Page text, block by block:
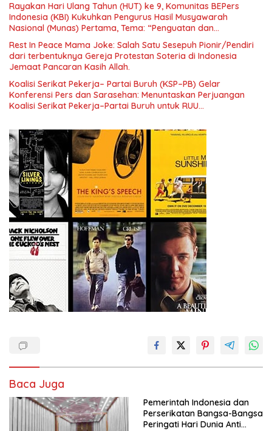
Rayakan Hari Ulang Tahun (HUT) ke 9, Komunitas BEPers
Indonesia (KBI) Kukuhkan Pengurus Hasil Musyawarah
Nasional (Munas) Pertama, Tema: “Penguatan dan
Pengembangan Organisasi KBI yang Berbasis Riset di seluruh
Indonesia dan Mancanegara”.
Rest In Peace Mama Joke: Salah Satu Sesepuh Pionir/Pendiri
dari terbentuknya Gereja Protestan Soteria di Indonesia
Jemaat Pancaran Kasih Allah.
Koalisi Serikat Pekerja– Partai Buruh (KSP–PB) Gelar
Konferensi Pers dan Sarasehan: Menuntaskan Perjuangan
Koalisi Serikat Pekerja–Partai Buruh untuk RUU
Baca Juga
Pemerintah Indonesia dan
Perserikatan Bangsa-Bangsa
Peringati Hari Dunia Anti